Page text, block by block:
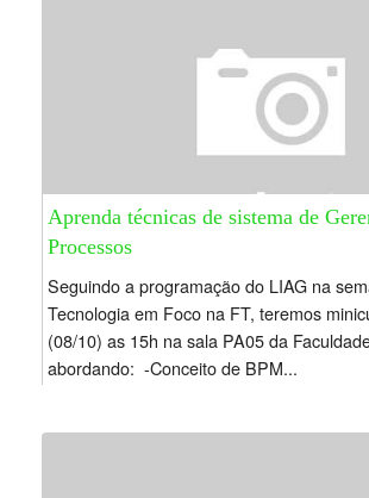
Aprenda técnicas de sistema de
Processos
Seguindo a programação do LIAG na
Tecnologia em Foco na FT, teremos
(08/10) as 15h na sala PA05 da
abordando: -Conceito de BPM...